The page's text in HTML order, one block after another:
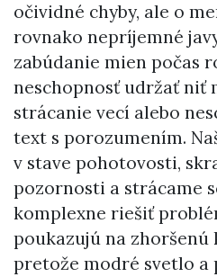
očividné chyby, ale o
rovnako nepríjemné
zabúdanie mien počas
neschopnosť udržať niť
strácanie vecí alebo
text s porozumením.
v stave pohotovosti,
pozornosti a strácame
komplexne riešiť
poukazujú na zhoršenú
pretože modré svetlo a